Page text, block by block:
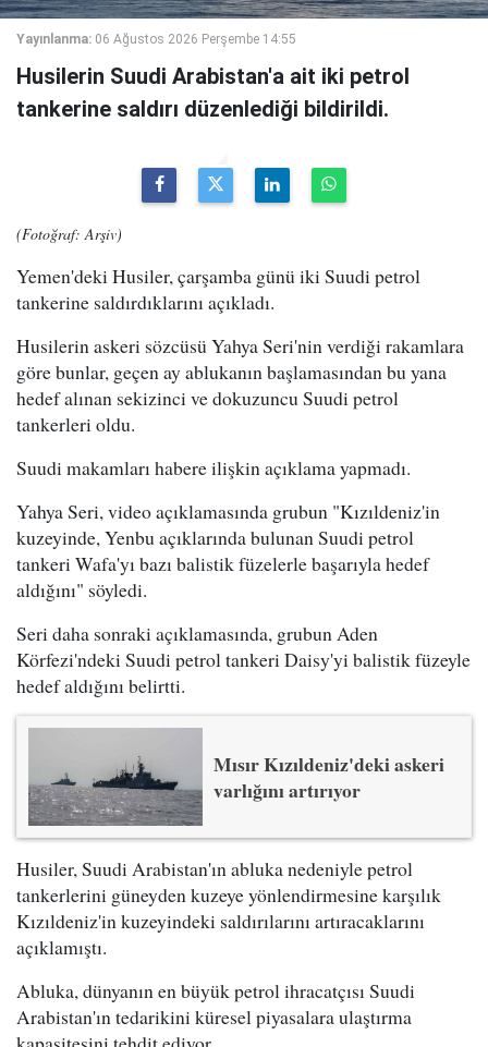
Yayınlanma: 06 Ağustos 2026 Perşembe 14:55
Husilerin Suudi Arabistan'a ait iki petrol
tankerine saldırı düzenlediği bildirildi.
(Fotoğraf: Arşiv)
Yemen'deki Husiler, çarşamba günü iki Suudi petrol
tankerine saldırdıklarını açıkladı.
Husilerin askeri sözcüsü Yahya Seri'nin verdiği rakamlara
göre bunlar, geçen ay ablukanın başlamasından bu yana
hedef alınan sekizinci ve dokuzuncu Suudi petrol
tankerleri oldu.
Suudi makamları habere ilişkin açıklama yapmadı.
Yahya Seri, video açıklamasında grubun "Kızıldeniz'in
kuzeyinde, Yenbu açıklarında bulunan Suudi petrol
tankeri Wafa'yı bazı balistik füzelerle başarıyla hedef
aldığını" söyledi.
Seri daha sonraki açıklamasında, grubun Aden
Körfezi'ndeki Suudi petrol tankeri Daisy'yi balistik füzeyle
hedef aldığını belirtti.
Mısır Kızıldeniz'deki askeri
varlığını artırıyor
Husiler, Suudi Arabistan'ın abluka nedeniyle petrol
tankerlerini güneyden kuzeye yönlendirmesine karşılık
Kızıldeniz'in kuzeyindeki saldırılarını artıracaklarını
açıklamıştı.
Abluka, dünyanın en büyük petrol ihracatçısı Suudi
Arabistan'ın tedarikini küresel piyasalara ulaştırma